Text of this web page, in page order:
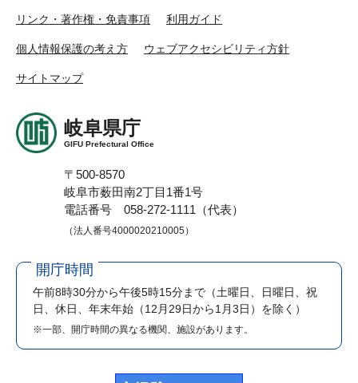
リンク・著作権・免責事項 利用ガイド
個人情報保護の考え方 ウェブアクセシビリティ方針
サイトマップ
岐阜県庁
GIFU Prefectural Office
〒500-8570
岐阜市薮田南2丁目1番1号
電話番号 058-272-1111（代表）
（法人番号4000020210005）
開庁時間
午前8時30分から午後5時15分まで （土曜日、日曜日、祝
日、休日、年末年始（12月29日から1月3日）を除く）
※一部、開庁時間の異なる機関、施設があります。